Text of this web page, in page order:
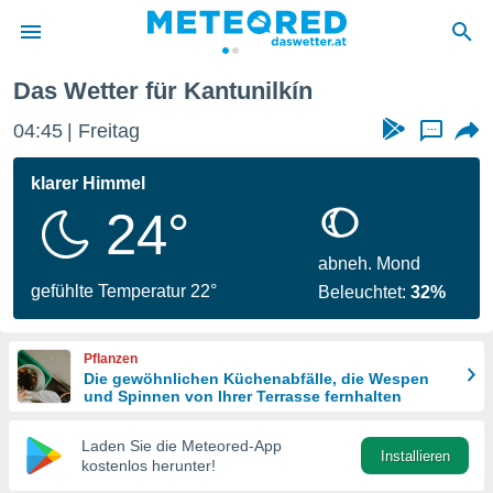
wurde
dass
sind.
diese
Das Wetter für Kantunilkín
04:45 Freitag ...
klarer Himmel
24°
gefühlte Temperatur 22°
abneh. Mond
Beleuchtet:32%
Pflanzen
Die gewöhnlichen Küchenabfälle, die Wespen
und Spinnen von Ihrer Terrasse fernhalten
Laden Sie die Meteored-App
kostenlos herunter!
Installieren